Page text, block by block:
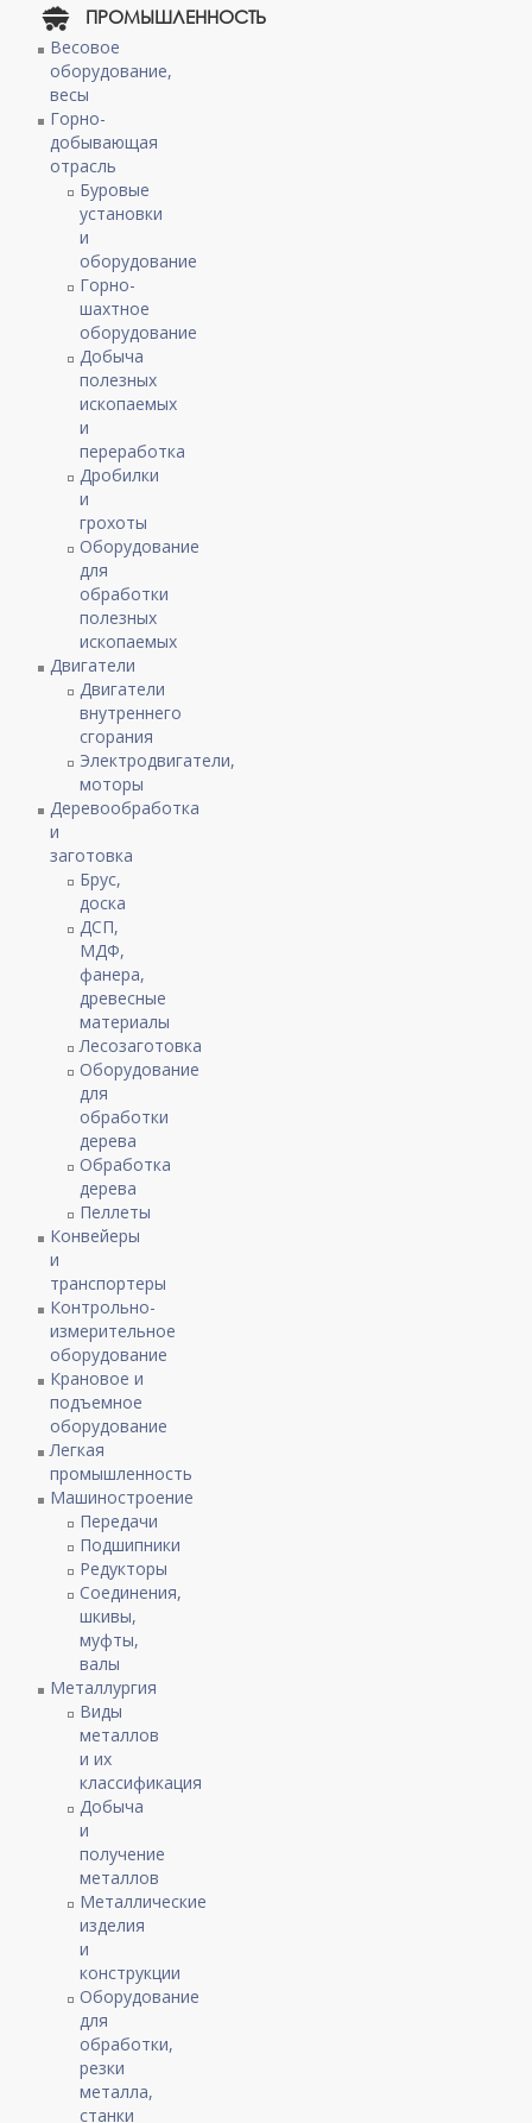
ПРОМЫШЛЕННОСТЬ
Весовое
оборудование,
весы
Горно-
добывающая
отрасль
Буровые
установки
и
оборудование
Горно-
шахтное
оборудование
Добыча
полезных
ископаемых
и
переработка
Дробилки
и
грохоты
Оборудование
для
обработки
полезных
ископаемых
Двигатели
Двигатели
внутреннего
сгорания
Электродвигатели,
моторы
Деревообработка
и
заготовка
Брус,
доска
ДСП,
МДФ,
фанера,
древесные
материалы
Лесозаготовка
Оборудование
для
обработки
дерева
Обработка
дерева
Пеллеты
Конвейеры
и
транспортеры
Контрольно-
измерительное
оборудование
Крановое и
подъемное
оборудование
Легкая
промышленность
Машиностроение
Передачи
Подшипники
Редукторы
Соединения,
шкивы,
муфты,
валы
Металлургия
Виды
металлов
и их
классификация
Добыча
и
получение
металлов
Металлические
изделия
и
конструкции
Оборудование
для
обработки,
резки
металла,
станки